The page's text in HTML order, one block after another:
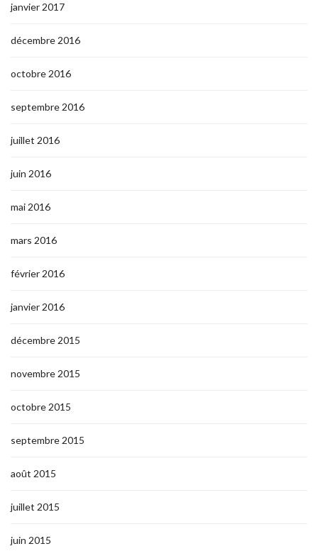
janvier 2017
décembre 2016
octobre 2016
septembre 2016
juillet 2016
juin 2016
mai 2016
mars 2016
février 2016
janvier 2016
décembre 2015
novembre 2015
octobre 2015
septembre 2015
août 2015
juillet 2015
juin 2015